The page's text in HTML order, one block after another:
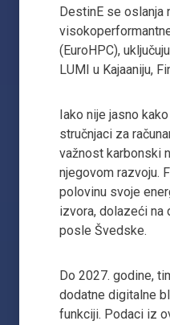
DestinE se oslanja
(EuroHPC),
LUMI u Kajaaniju,
Iako nije jasno
stručnjaci za
važnost karbonski
njegovom razvoju.
polovinu svoje
izvora, dolazeći na
posle Švedske.
Do 2027. godine,
dodatne digitalne
funkciji. Podaci iz